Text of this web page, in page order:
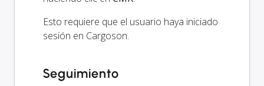
Esto requiere que el usuario haya iniciado
sesión en Cargoson.
Seguimiento